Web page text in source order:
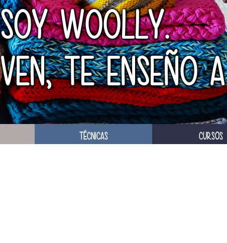
SOY WOOLLY.
VEN, TE ENSEÑO
TÉCNICAS CURSOS